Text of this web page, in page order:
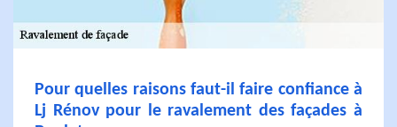
Pour quelles raisons faut-il faire confiance à
Lj Rénov pour le ravalement des façades à